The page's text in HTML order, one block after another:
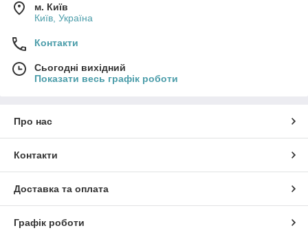
м. Київ
Київ, Україна
Контакти
Сьогодні вихідний
Показати весь графік роботи
Про нас
Контакти
Доставка та оплата
Графік роботи